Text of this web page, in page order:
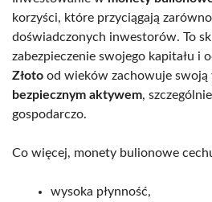
korzyści, które przyciągają
doświadczonych inwestorów. To
zabezpieczenie swojego kapitału i
Złoto od wieków zachowuje swoją
bezpiecznym aktywem,
gospodarczo.
Co więcej, monety bulionowe
wysoka płynność,